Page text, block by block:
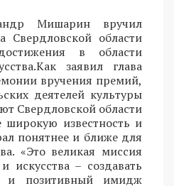
Мишарин вручил
Свердловской области
в области
заявил глава
вручения премий,
деятелей культуры
Свердловской области
широкую известность и
понятнее и ближе для
«Это великая миссия
искусства – создавать
и позитивный имидж